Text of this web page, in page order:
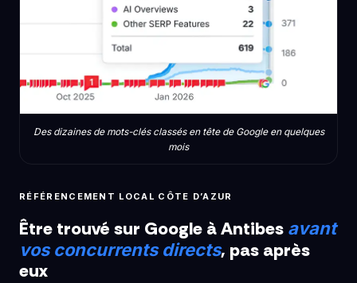
Des dizaines de mots-clés classés en tête de Google en quelques
mois
RÉFÉRENCEMENT LOCAL CÔTE D’AZUR
Être trouvé sur Google à Antibes avant
vos concurrents directs, pas après
eux